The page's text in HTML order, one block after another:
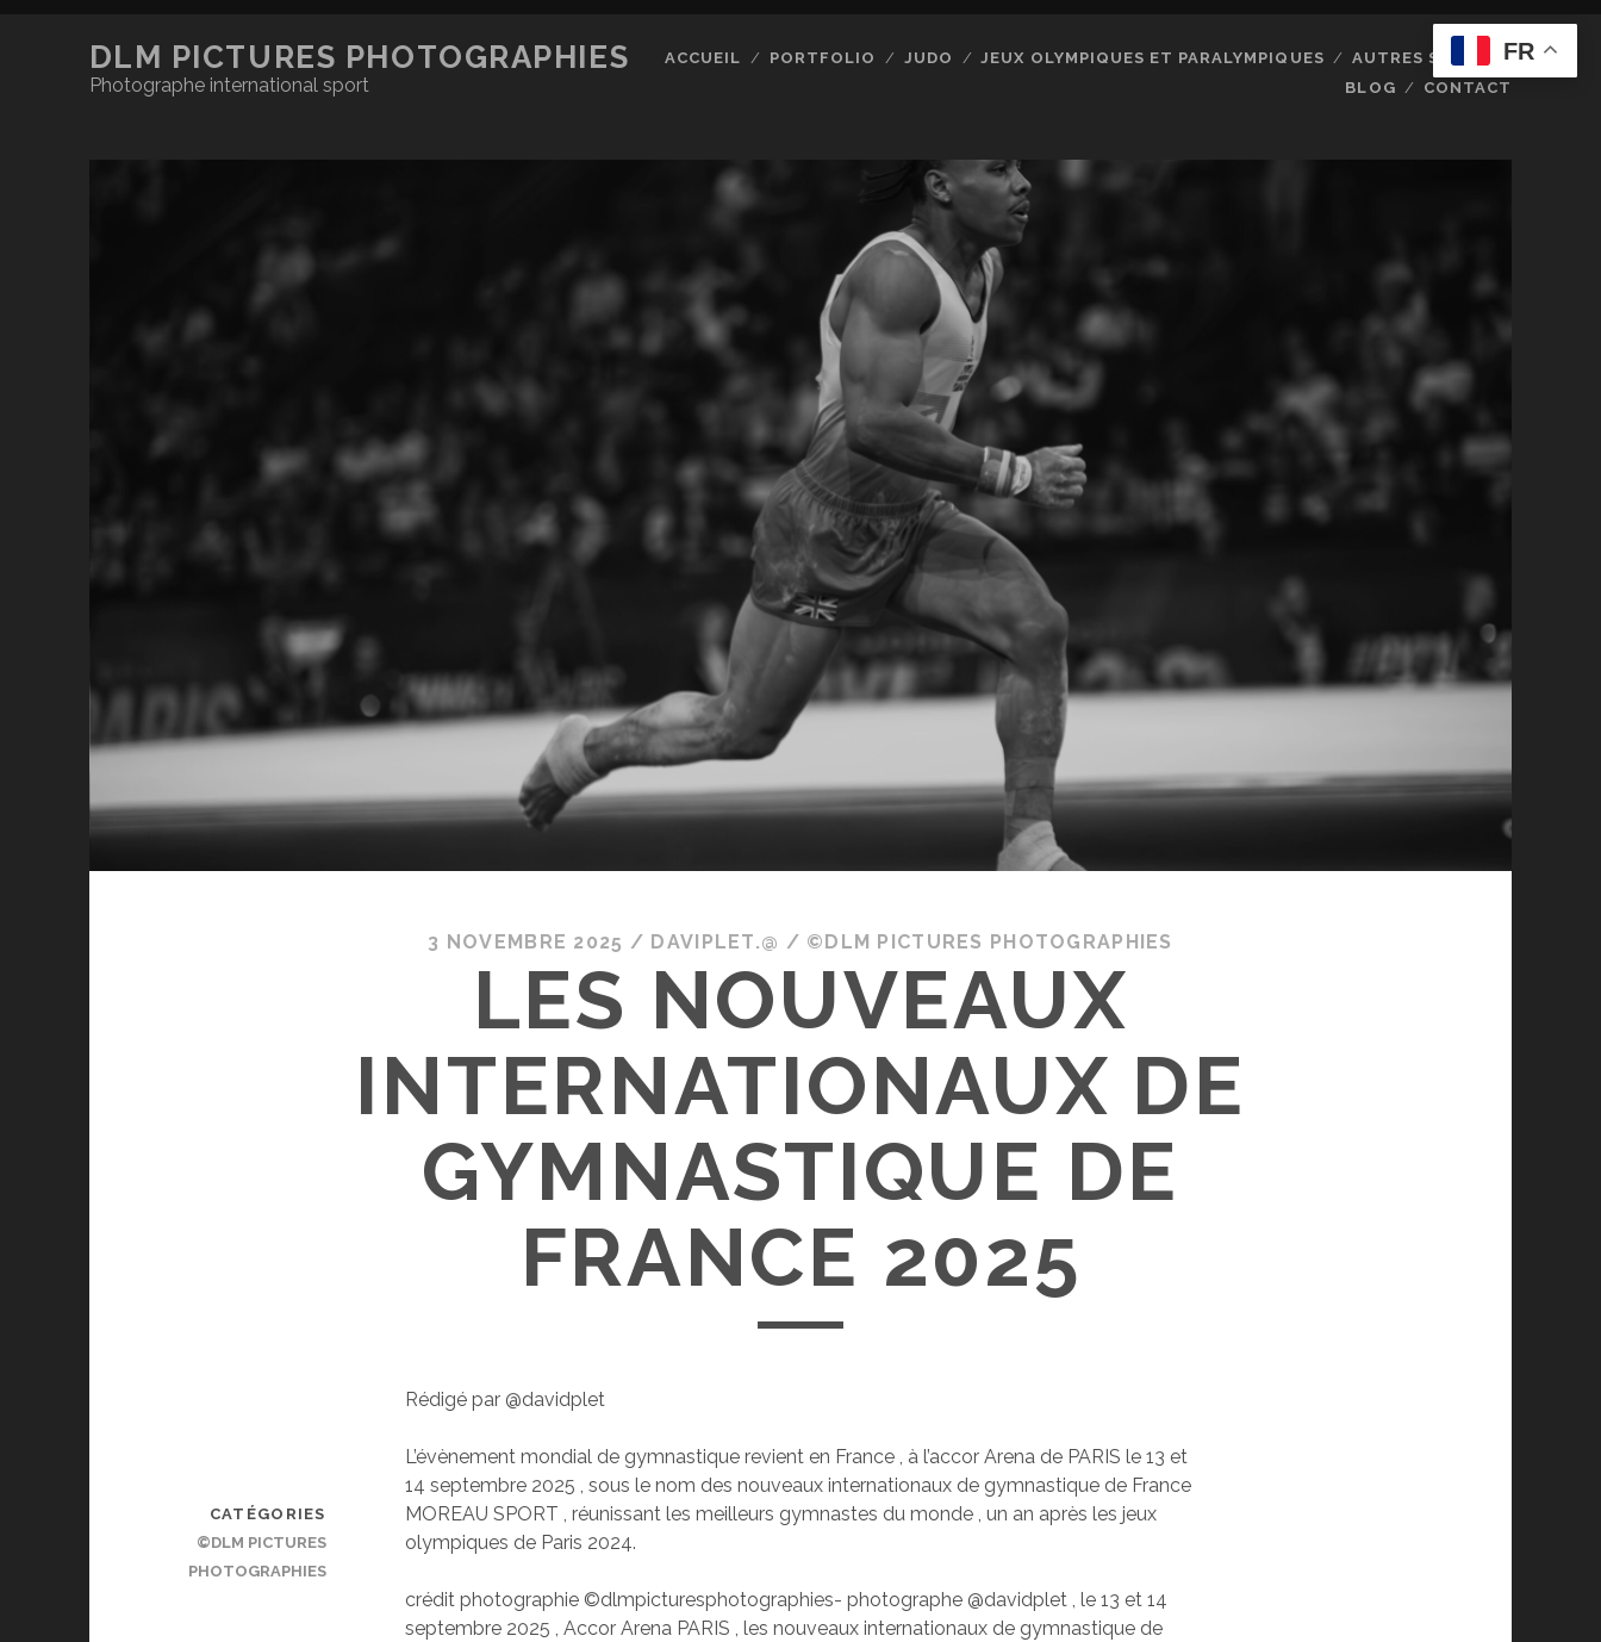
DLM PICTURES PHOTOGRAPHIES
Photographe international sport
ACCUEIL PORTFOLIO JUDO JEUX OLYMPIQUES ET PARALYMPIQUES
AUTRES SPORTS
BLOG
CONTACT
3 NOVEMBRE 2025 / DAVIPLET.@ / ©DLM PICTURES PHOTOGRAPHIES
LES NOUVEAUX
INTERNATIONAUX DE
GYMNASTIQUE DE
FRANCE 2025
Rédigé par @davidplet
L’évènement mondial de gymnastique revient en France , à l’accor Arena de PARIS le 13 et
14 septembre 2025 , sous le nom des nouveaux internationaux de gymnastique de France
MOREAU SPORT , réunissant les meilleurs gymnastes du monde , un an après les jeux
olympiques de Paris 2024.
crédit photographie ©dlmpicturesphotographies- photographe @davidplet , le 13 et 14
septembre 2025 , Accor Arena PARIS , les nouveaux internationaux de gymnastique de
CATÉGORIES
©DLM PICTURES
PHOTOGRAPHIES
FR